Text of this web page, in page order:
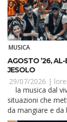
MUSICA
AGOSTO ’26,
JESOLO
29/07/2026 |
situazioni che
da mangiare e da